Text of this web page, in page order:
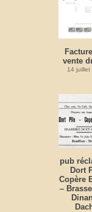
vente
14 juillet
pub
Dort
Copère
–